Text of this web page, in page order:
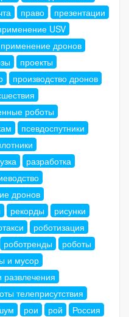
право
презентации
USV
применение дронов
проекты
производство дронов
роботы
псевдоспутники
разработка
дронов
рекорды
рисунки
роботизация
роботренды
роботы
и мусор
развлечения
телеприсутствия
рои рой
Россия